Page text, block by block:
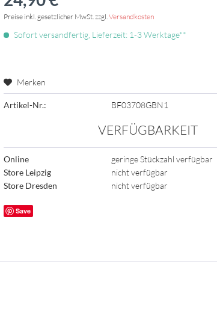
Preise inkl. gesetzlicher MwSt. zzgl.Versandkosten
Sofort versandfertig, Lieferzeit: 1-3 Werktage**
Merken
Artikel-Nr.: BF03708GBN1
VERFÜGBARKEIT
Online
geringe Stückzahl verfügbar
Store Leipzig
nicht verfügbar
Store Dresden
nicht verfügbar
Save